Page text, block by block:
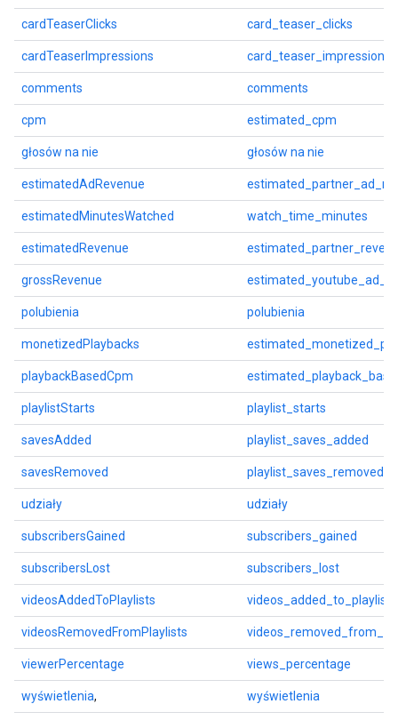
cardTeaserClicks card_teaser_clicks
cardTeaserImpressions card_teaser_impressions
comments comments
cpm estimated_cpm
głosów na nie głosów na nie
estimatedAdRevenue
estimatedMinutesWatched watch_time_minutes
estimatedRevenue
grossRevenue
polubienia polubienia
monetizedPlaybacks
playbackBasedCpm
playlistStarts playlist_starts
savesAdded playlist_saves_added
savesRemoved playlist_saves_removed
udziały udziały
subscribersGained subscribers_gained
subscribersLost subscribers_lost
videosAddedToPlaylists videos_added_to_playlists
videosRemovedFromPlaylists
viewerPercentage views_percentage
wyświetlenia, wyświetlenia